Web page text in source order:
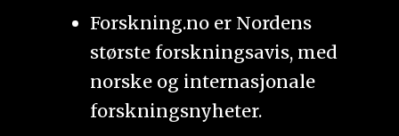
Forskning.no er Nordens
største forskningsavis, med
norske og internasjonale
forskningsnyheter.